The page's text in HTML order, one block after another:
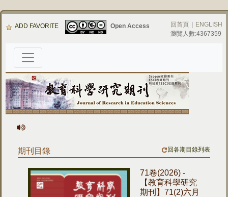
ADD FAVORITE Open Access 回首頁
ENGLISH
瀏覽人數:4367359
期刊目錄 回各期目錄列表
71卷(2026) -
【教育科學研究
期刊】71(2)六月